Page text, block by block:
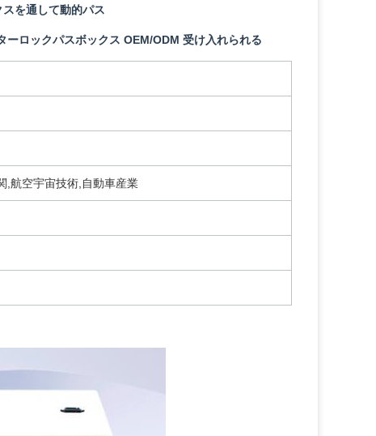
を通して動的パス
ロックパスボックス OEM/ODM 受け入れられる
,航空宇宙技術,自動車産業